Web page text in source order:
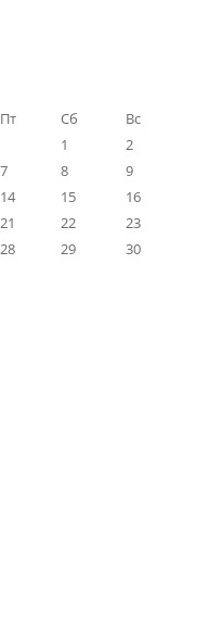
Пт Сб
Вс
1
2
7 8
9
14 15
16
21 22
23
28 29
30